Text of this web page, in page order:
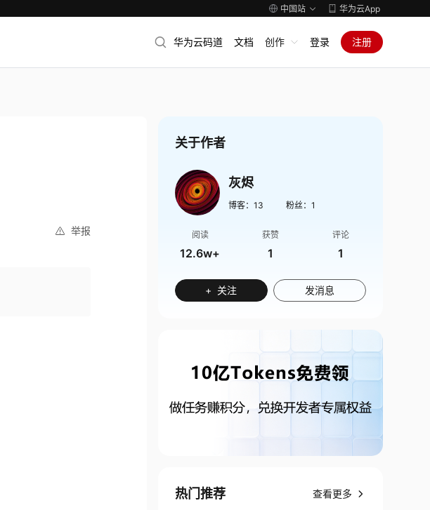
中国站 华为云App
华为云码道 文档 创作 登录 注册
举报
关于作者
灰烬
博客： 13 粉丝： 1
阅读
12.6w+
获赞
1
评论
1
+ 关注 发消息
热门推荐 查看更多